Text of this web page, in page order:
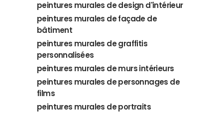
peintures murales de design d'intérieur
peintures murales de façade de
bâtiment
peintures murales de graffitis
personnalisées
peintures murales de murs intérieurs
peintures murales de personnages de
films
peintures murales de portraits